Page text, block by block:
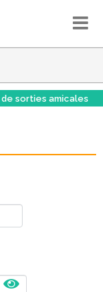
de sorties amicales